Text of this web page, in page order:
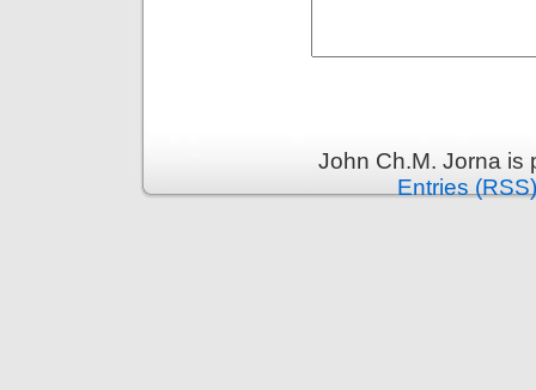
John Ch.M. Jorna
Entries (RSS)